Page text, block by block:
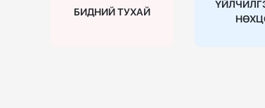
БИДНИЙ ТУХАЙ